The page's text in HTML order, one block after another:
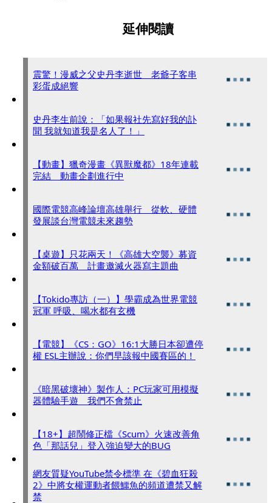
延伸閱讀
震驚！漫威之父史丹李逝世 老爺子客串
彩蛋成絕響
史丹李生前說：「如果報社先寫好我的訃
聞 我就知道我是名人了！」
【動畫】獵奇漫畫《異獸魔都》18年連載
完結 動畫企劃進行中
國際電競高峰論壇高雄舉行 從軟、硬體
發展談台灣電競未來趨勢
【桌遊】只花兩天！《高雄大空襲》募資
金額破百萬 計畫邀滅火器寫主題曲
【Tokido專訪（一）】學霸成為世界電競
冠軍 呼吸、喝水都有玄機
【電競】《CS：GO》16:1大勝日本卻遭停
權 ESL主辦說：你們早該報中國賽區的！
《暗黑破壞神》製作人：PC玩家可用模擬
器體驗手遊 我們不會禁止
【18+】超鬧修正檔《Scum》火速改善角
色「那話兒」登入強迫變大的BUG
網友質疑YouTube禁令標準 在《碧血狂殺
2》中將女權運動者餵鱷魚的頻道遭禁又解
禁